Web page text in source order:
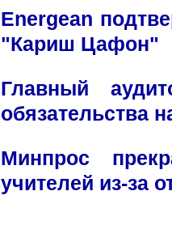
Energean
"Кариш Цафон"
Главный
обязательства
Минпрос
учителей из-за